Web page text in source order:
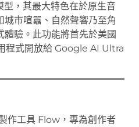
，其最大特色在於原生音
市喧囂、自然聲響乃至角
驗。此功能將首先於美國
程式開放給 Google AI Ultra
作工具 Flow，專為創作者